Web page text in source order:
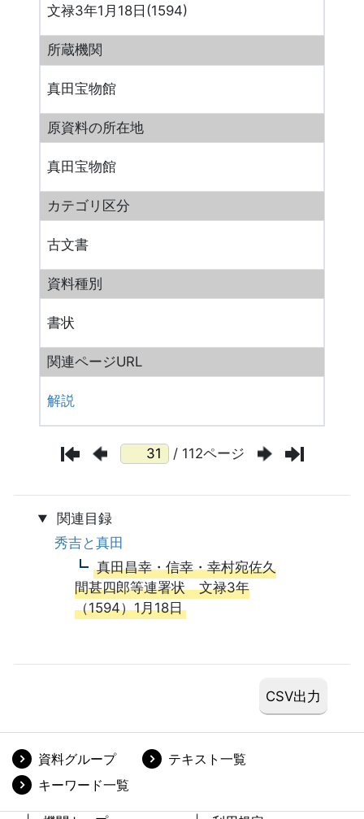
文禄3年1月18日(1594)
所蔵機関
真田宝物館
原資料の所在地
真田宝物館
カテゴリ区分
古文書
資料種別
書状
関連ページURL
解説
/ 112ページ
関連目録
秀吉と真田
真田昌幸・信幸・幸村宛佐久
間甚四郎等連署状 文禄3年
（1594）1月18日
資料グループ
テキスト一覧
キーワード一覧